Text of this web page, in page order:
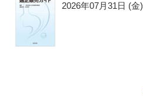
2026年07月31日 (金)